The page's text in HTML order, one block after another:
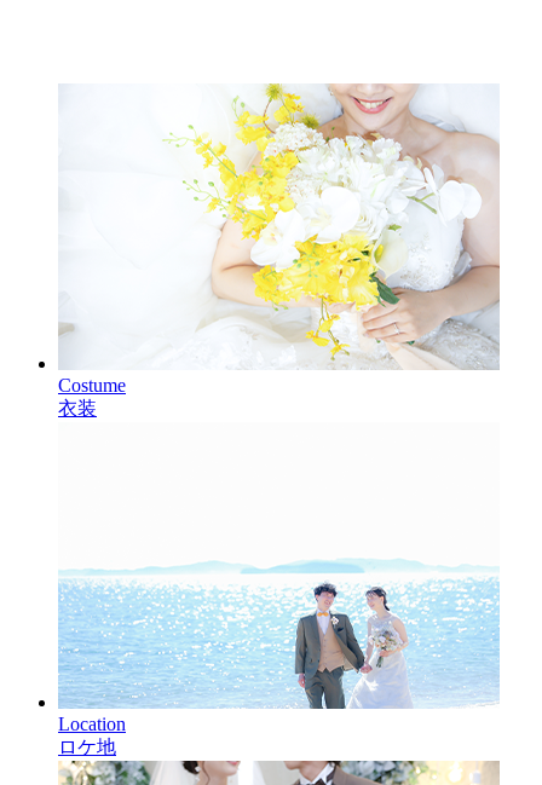
Costume
衣装
Location
ロケ地